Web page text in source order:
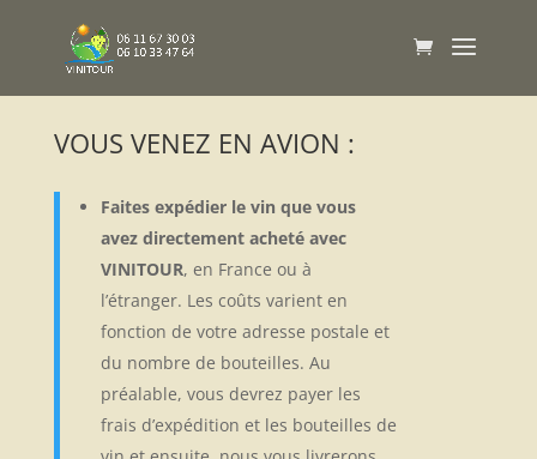
VOUS VENEZ EN AVION :
Faites expédier le vin que vous
avez directement acheté avec
VINITOUR, en France ou à
l’étranger. Les coûts varient en
fonction de votre adresse postale et
du nombre de bouteilles. Au
préalable, vous devrez payer les
frais d’expédition et les bouteilles de